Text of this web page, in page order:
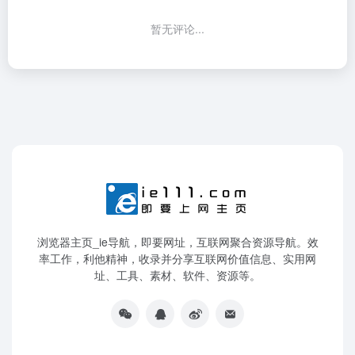
暂无评论...
浏览器主页_ie导航，即要网址，互联网聚合资源导航。效
率工作，利他精神，收录并分享互联网价值信息、实用网
址、工具、素材、软件、资源等。